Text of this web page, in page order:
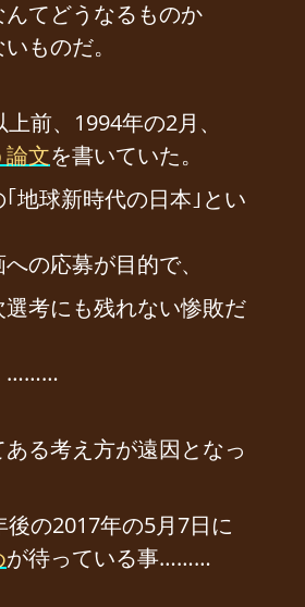
てどうなるものか
ものだ。
前、1994年の2月、
論文を書いていた。
地球新時代の日本｣とい
の応募が目的で、
考にも残れない惨敗だ
………
る考え方が遠因となっ
後の2017年の5月7日に
が待っている事………